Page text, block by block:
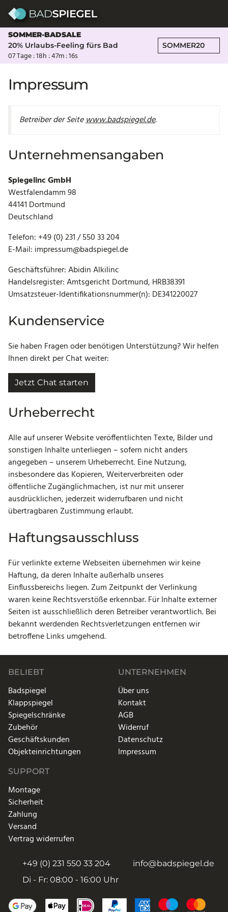
Skip to content
SOMMER-BADSALE
20% Urlaubs-Feeling fürs Bad
07 Tage :18h :47m :16s
SOMMER20
Impressum
Betreiber der Seitewww.badspiegel.de.
Unternehmensangaben
Spiegelinc GmbH
Westfalendamm 98
44141 Dortmund
Deutschland
Telefon: +49 (0) 231 / 550 33 204
E-Mail: impressum@badspiegel.de
Geschäftsführer: Abidin Alkilinc
Handelsregister: Amtsgericht Dortmund, HRB38391
Umsatzsteuer-Identifikationsnummer(n): DE341220027
Kundenservice
Sie haben Fragen oder benötigen Unterstützung? Wir helfen
Ihnen direkt per Chat weiter:
Jetzt Chat starten
Urheberrecht
Alle auf unserer Website veröffentlichten Texte, Bilder und
sonstigen Inhalte unterliegen – sofern nicht anders
angegeben – unserem Urheberrecht. Eine Nutzung,
insbesondere das Kopieren, Weiterverbreiten oder
öffentliche Zugänglichmachen, ist nur mit unserer
ausdrücklichen, jederzeit widerrufbaren und nicht
übertragbaren Zustimmung erlaubt.
Haftungsausschluss
Für verlinkte externe Webseiten übernehmen wir keine
Haftung, da deren Inhalte außerhalb unseres
Einflussbereichs liegen. Zum Zeitpunkt der Verlinkung
waren keine Rechtsverstöße erkennbar. Für Inhalte externer
Seiten ist ausschließlich deren Betreiber verantwortlich. Bei
bekannt werdenden Rechtsverletzungen entfernen wir
betroffene Links umgehend.
BELIEBT
Badspiegel
Klappspiegel
Spiegelschränke
Zubehör
Geschäftskunden
Objekteinrichtungen
UNTERNEHMEN
Über uns
Kontakt
AGB
Widerruf
Datenschutz
Impressum
SUPPORT
Montage
Sicherheit
Zahlung
Versand
Vertrag widerrufen
+49 (0) 231 550 33 204
info@badspiegel.de
Di - Fr: 08:00 - 16:00 Uhr